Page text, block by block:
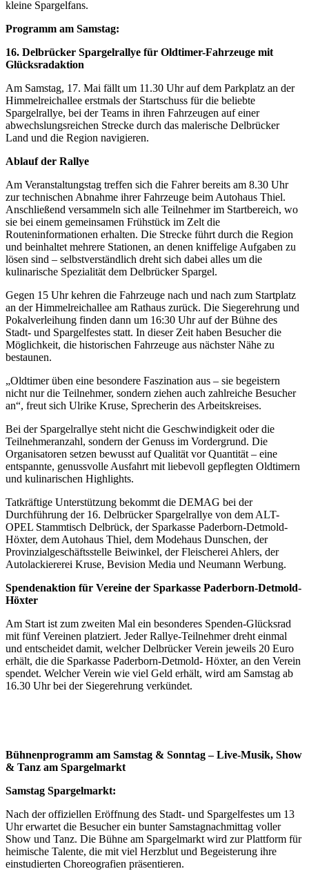
kleine Spargelfans.
Programm am Samstag:
16. Delbrücker Spargelrallye für Oldtimer-Fahrzeuge mit
Glücksradaktion
Am Samstag, 17. Mai fällt um 11.30 Uhr auf dem Parkplatz an der
Himmelreichallee erstmals der Startschuss für die beliebte
Spargelrallye, bei der Teams in ihren Fahrzeugen auf einer
abwechslungsreichen Strecke durch das malerische Delbrücker
Land und die Region navigieren.
Ablauf der Rallye
Am Veranstaltungstag treffen sich die Fahrer bereits am 8.30 Uhr
zur technischen Abnahme ihrer Fahrzeuge beim Autohaus Thiel.
Anschließend versammeln sich alle Teilnehmer im Startbereich, wo
sie bei einem gemeinsamen Frühstück im Zelt die
Routeninformationen erhalten. Die Strecke führt durch die Region
und beinhaltet mehrere Stationen, an denen kniffelige Aufgaben zu
lösen sind – selbstverständlich dreht sich dabei alles um die
kulinarische Spezialität dem Delbrücker Spargel.
Gegen 15 Uhr kehren die Fahrzeuge nach und nach zum Startplatz
an der Himmelreichallee am Rathaus zurück. Die Siegerehrung und
Pokalverleihung finden dann um 16:30 Uhr auf der Bühne des
Stadt- und Spargelfestes statt. In dieser Zeit haben Besucher die
Möglichkeit, die historischen Fahrzeuge aus nächster Nähe zu
bestaunen.
„Oldtimer üben eine besondere Faszination aus – sie begeistern
nicht nur die Teilnehmer, sondern ziehen auch zahlreiche Besucher
an“, freut sich Ulrike Kruse, Sprecherin des Arbeitskreises.
Bei der Spargelrallye steht nicht die Geschwindigkeit oder die
Teilnehmeranzahl, sondern der Genuss im Vordergrund. Die
Organisatoren setzen bewusst auf Qualität vor Quantität – eine
entspannte, genussvolle Ausfahrt mit liebevoll gepflegten Oldtimern
und kulinarischen Highlights.
Tatkräftige Unterstützung bekommt die DEMAG bei der
Durchführung der 16. Delbrücker Spargelrallye von dem ALT-
OPEL Stammtisch Delbrück, der Sparkasse Paderborn-Detmold-
Höxter, dem Autohaus Thiel, dem Modehaus Dunschen, der
Provinzialgeschäftsstelle Beiwinkel, der Fleischerei Ahlers, der
Autolackiererei Kruse, Bevision Media und Neumann Werbung.
Spendenaktion für Vereine der Sparkasse Paderborn-Detmold-
Höxter
Am Start ist zum zweiten Mal ein besonderes Spenden-Glücksrad
mit fünf Vereinen platziert. Jeder Rallye-Teilnehmer dreht einmal
und entscheidet damit, welcher Delbrücker Verein jeweils 20 Euro
erhält, die die Sparkasse Paderborn-Detmold- Höxter, an den Verein
spendet. Welcher Verein wie viel Geld erhält, wird am Samstag ab
16.30 Uhr bei der Siegerehrung verkündet.
Bühnenprogramm am Samstag & Sonntag – Live-Musik, Show
& Tanz am Spargelmarkt
Samstag Spargelmarkt:
Nach der offiziellen Eröffnung des Stadt- und Spargelfestes um 13
Uhr erwartet die Besucher ein bunter Samstagnachmittag voller
Show und Tanz. Die Bühne am Spargelmarkt wird zur Plattform für
heimische Talente, die mit viel Herzblut und Begeisterung ihre
einstudierten Choreografien präsentieren.